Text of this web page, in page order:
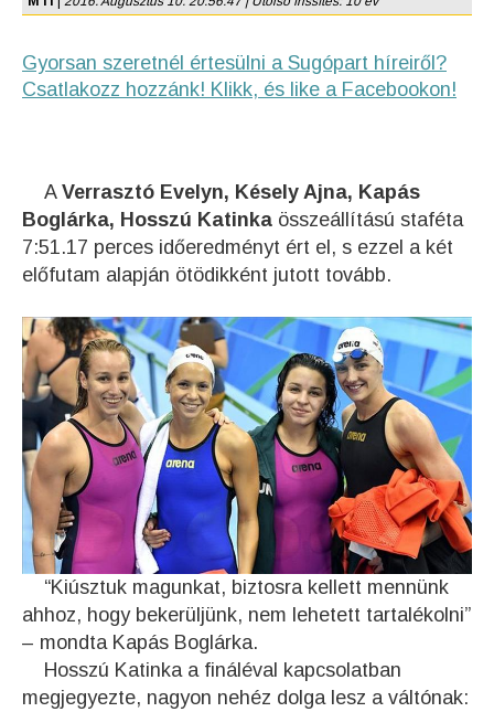
Gyorsan szeretnél értesülni a Sugópart híreiről?
Csatlakozz hozzánk! Klikk, és like a Facebookon!
A Verrasztó Evelyn, Késely Ajna, Kapás
Boglárka, Hosszú Katinka összeállítású staféta
7:51.17 perces időeredményt ért el, s ezzel a két
előfutam alapján ötödikként jutott tovább.
“Kiúsztuk magunkat, biztosra kellett mennünk
ahhoz, hogy bekerüljünk, nem lehetett tartalékolni”
– mondta Kapás Boglárka.
Hosszú Katinka a fináléval kapcsolatban
megjegyezte, nagyon nehéz dolga lesz a váltónak: